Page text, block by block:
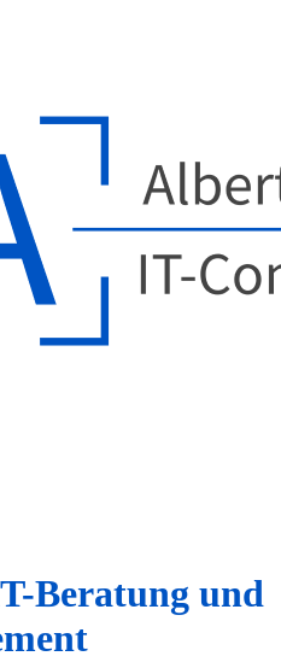
Beratung und